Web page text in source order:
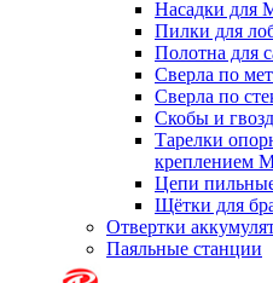
Насадки
Пилки для
Полотна для
Сверла по
Сверла по
Скобы и
Тарелки
креплением
Цепи
Щётки для
Отвертки
Паяльные станции